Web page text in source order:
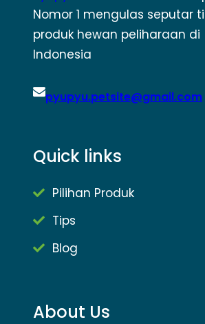
Nomor 1 mengulas seputar
produk hewan peliharaan di
Indonesia
pyupyu.petsite@gmail.com
Quick links
Pilihan Produk
Tips
Blog
About Us